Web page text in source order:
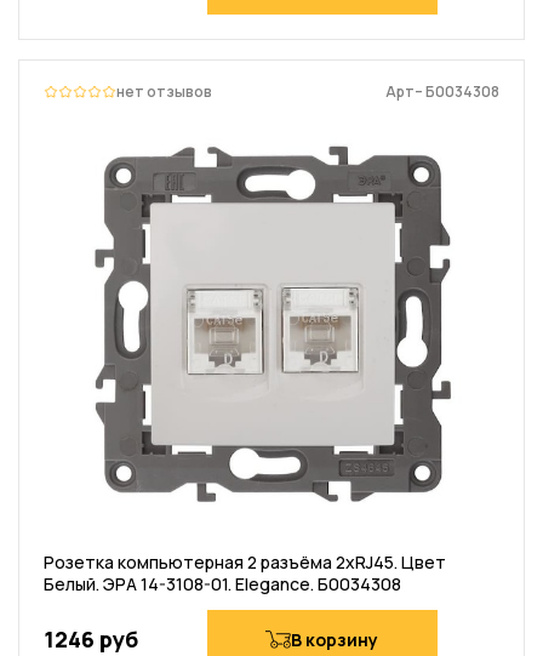
нет отзывов Арт– Б0034308
Розетка компьютерная 2 разъёма 2хRJ45. Цвет
Белый. ЭРА 14-3108-01. Elegance. Б0034308
1246 руб В корзину